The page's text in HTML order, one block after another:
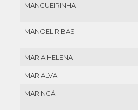
MANGUEIRINHA
MANOEL RIBAS
MARIA HELENA
MARIALVA
MARINGÁ